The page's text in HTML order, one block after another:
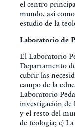
el centro
mundo, así
estudio de la
Laboratorio de
El Laboratorio
Departamento
cubrir las
campo de la
Laboratorio
investigación de
y el resto del
de teología; c)